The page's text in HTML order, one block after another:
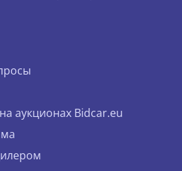
аукционах Bidcar.eu